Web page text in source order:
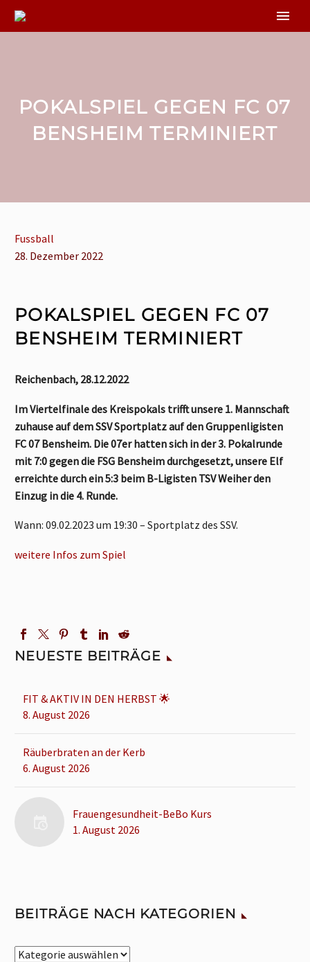
POKALSPIEL GEGEN FC 07
BENSHEIM TERMINIERT
Fussball
28. Dezember 2022
POKALSPIEL GEGEN FC 07
BENSHEIM TERMINIERT
Reichenbach, 28.12.2022
Im Viertelfinale des Kreispokals trifft unsere 1. Mannschaft
zuhause auf dem SSV Sportplatz auf den Gruppenligisten
FC 07 Bensheim. Die 07er hatten sich in der 3. Pokalrunde
mit 7:0 gegen die FSG Bensheim durchgesetzt, unsere Elf
erreichte durch ein 5:3 beim B-Ligisten TSV Weiher den
Einzug in die 4. Runde.
Wann: 09.02.2023 um 19:30 – Sportplatz des SSV.
weitere Infos zum Spiel
NEUESTE BEITRÄGE
FIT & AKTIV IN DEN HERBST 🌟
8. August 2026
Räuberbraten an der Kerb
6. August 2026
Frauengesundheit-BeBo Kurs
1. August 2026
BEITRÄGE NACH KATEGORIEN
Beiträge